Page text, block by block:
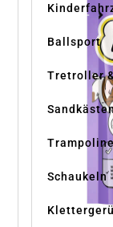
Ballsport
Tretroller
Schaukeln